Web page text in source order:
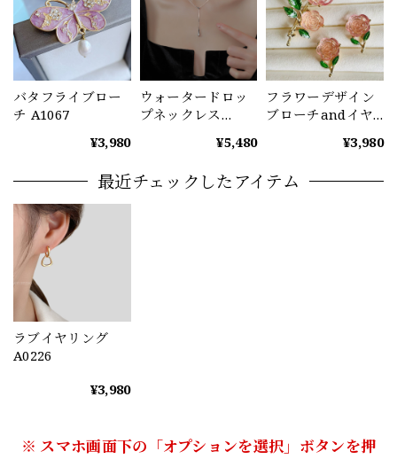
バタフライブロー
チ A1067
¥3,980
ウォータードロッ
プネックレス
¥5,480
フラワーデザイン
ブローチandイヤ
¥3,980
最近チェックしたアイテム
ラブイヤリング
A0226
¥3,980
※ スマホ画面下の「オプションを選択」ボタンを押